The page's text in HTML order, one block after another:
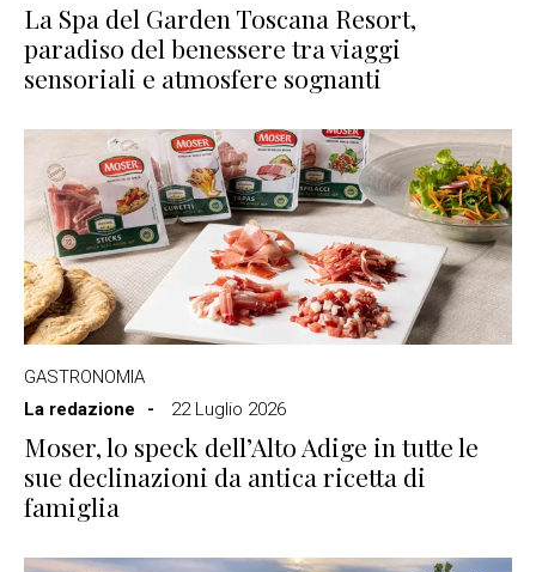
La Spa del Garden Toscana Resort,
paradiso del benessere tra viaggi
sensoriali e atmosfere sognanti
GASTRONOMIA
La redazione
22 Luglio 2026
Moser, lo speck dell’Alto Adige in tutte le
sue declinazioni da antica ricetta di
famiglia